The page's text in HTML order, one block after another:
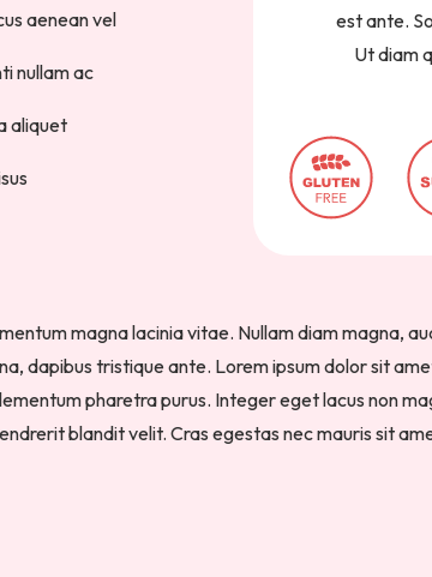
aenean vel
nullam ac
aliquet
est ante.
Ut diam
magna lacinia vitae. Nullam diam magna,
dapibus tristique ante. Lorem ipsum dolor sit
pharetra purus. Integer eget lacus non
blandit velit. Cras egestas nec mauris sit